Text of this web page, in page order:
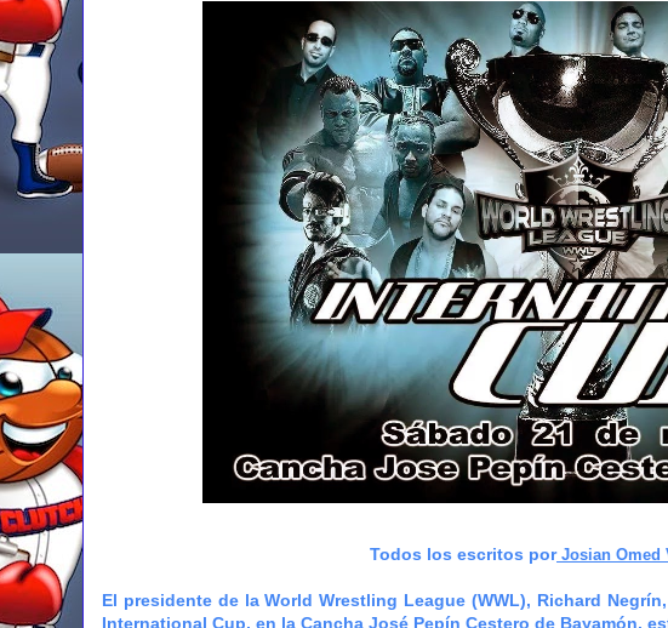
Todos los escritos porJosian Omed
El presidente de la World Wrestling League (WWL), Richard
International Cup, en la Cancha José Pepín Cestero de Bayamón,